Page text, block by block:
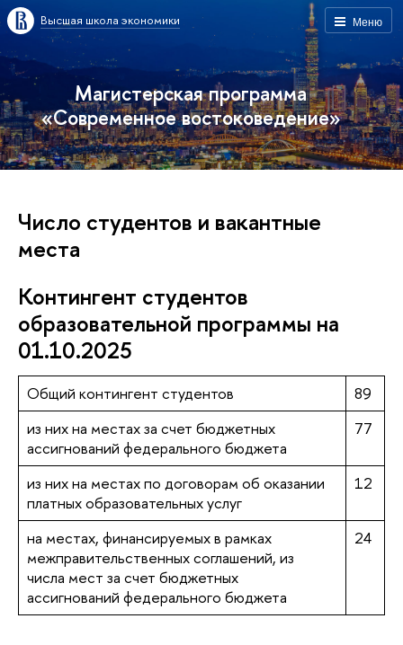
Меню
Высшая школа экономики
Магистерская программа
«Современное востоковедение»
Число студентов и вакантные
места
Контингент студентов
образовательной программы на
01.10.2025
Общий контингент студентов
89
из них на местах за счет бюджетных
ассигнований федерального бюджета
77
из них на местах по договорам об оказании
платных образовательных услуг
12
на местах, финансируемых в рамках
межправительственных соглашений, из
числа мест за счет бюджетных
ассигнований федерального бюджета
24